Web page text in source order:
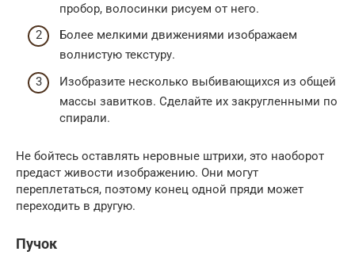
пробор, волосинки рисуем от него.
Более мелкими движениями изображаем
волнистую текстуру.
Изобразите несколько выбивающихся из общей
массы завитков. Сделайте их закругленными по
спирали.
Не бойтесь оставлять неровные штрихи, это наоборот
предаст живости изображению. Они могут
переплетаться, поэтому конец одной пряди может
переходить в другую.
Пучок